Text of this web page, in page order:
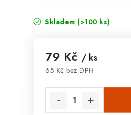
Skladem (>100 ks)
79 Kč / ks
65 Kč bez DPH